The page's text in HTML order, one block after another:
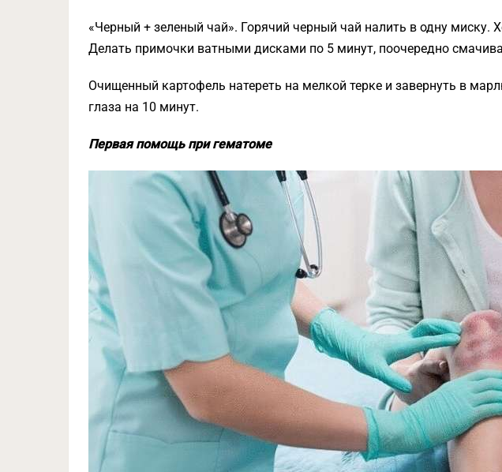
«Черный + зеленый чай». Горячий черный чай налить в одну миску.
Делать примочки ватными дисками по 5 минут, поочередно
Очищенный картофель натереть на мелкой терке и завернуть в
глаза на 10 минут.
Первая помощь при гематоме